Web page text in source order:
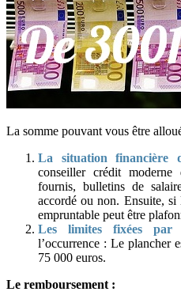
La somme pouvant vous être
La situation financière
conseiller crédit
fournis, bulletins de
accordé ou non. Ensuite, si
empruntable peut être
Les limites fixées par
l’occurrence : Le plancher
75 000 euros.
Le remboursement :